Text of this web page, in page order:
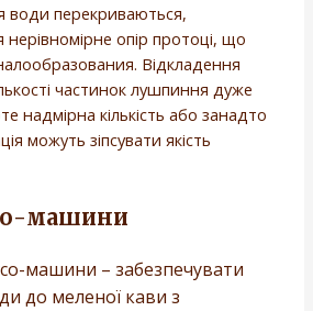
води перекриваються,
нерівномірне опір протоці, що
Відкладення
частинок лушпиння дуже
надмірна кількість або занадто
можуть зіпсувати якість
машини
машини – забезпечувати
до меленої кави з